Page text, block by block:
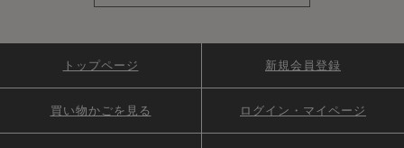
トップページ 新規会員登録
買い物かごを見る ログイン・マイページ